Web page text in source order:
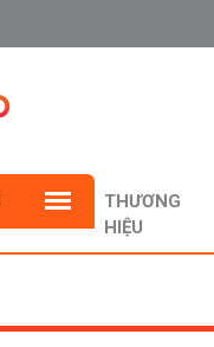
THƯƠNG
HIỆU